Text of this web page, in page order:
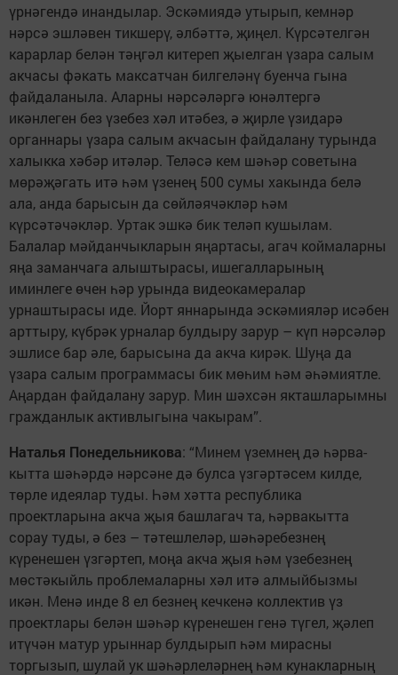
үрнәгендә инандылар. Эскәмиядә утырып, кемнәр
нәрсә эшләвен тикшерү, әлбәттә, җиңел. Күрсәтелгән
карарлар белән тәңгәл китереп җыелган үзара салым
акчасы фәкать максатчан билгеләнү буенча гына
файдаланыла. Аларны нәрсәләргә юнәлтергә
икәнлеген без үзебез хәл итәбез, ә җирле үзидарә
органнары үзара салым акчасын файдалану турында
халыкка хәбәр итәләр. Теләсә кем шәһәр советына
мөрәҗәгать итә һәм үзенең 500 сумы хакында белә
ала, анда барысын да сөйләячәкләр һәм
күрсәтәчәкләр. Уртак эшкә бик теләп кушылам.
Балалар мәйданчыкларын яңартасы, агач коймаларны
яңа заманчага алыштырасы, ишегалларының
иминлеге өчен һәр урында видеокамералар
урнаштырасы иде. Йорт яннарында эскәмияләр исәбен
арттыру, күбрәк урналар булдыру зарур – күп нәрсәләр
эшлисе бар әле, барысына да акча кирәк. Шуңа да
үзара салым программасы бик мөһим һәм әһәмиятле.
Аңардан файдалану зарур. Мин шәхсән якташларымны
гражданлык активлыгына чакырам”.
Наталья Понедельникова: “Минем үземнең дә һәрва­
кытта шәһәрдә нәрсәне дә булса үзгәртәсем килде,
төрле идеялар туды. Һәм хәтта республика
проектларына акча җыя башлагач та, һәрвакытта
сорау туды, ә без – тәтешлеләр, шәһәребезнең
күренешен үзгәртеп, моңа акча җыя һәм үзебезнең
мөстәкыйль проблемаларны хәл итә алмыйбызмы
икән. Менә инде 8 ел безнең кечкенә коллектив үз
проектлары белән шәһәр күренешен генә түгел, җәлеп
итүчән матур урыннар булдырып һәм мирасны
торгызып, шулай ук шәһәрлеләрнең һәм кунакларның